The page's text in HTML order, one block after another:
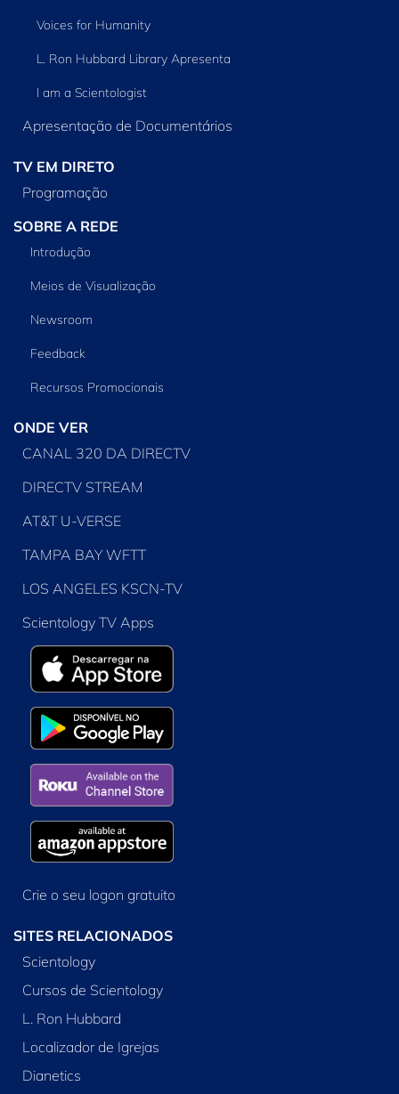
Voices for Humanity
L. Ron Hubbard Library Apresenta
I am a Scientologist
Apresentação de Documentários
TV EM DIRETO
Programação
SOBRE A REDE
Introdução
Meios de Visualização
Newsroom
Feedback
Recursos Promocionais
ONDE VER
CANAL 320 DA DIRECTV
DIRECTV STREAM
AT&T U-VERSE
TAMPA BAY WFTT
LOS ANGELES KSCN-TV
Scientology TV Apps
Crie o seu logon gratuito
SITES RELACIONADOS
Scientology
Cursos de Scientology
L. Ron Hubbard
Localizador de Igrejas
Dianetics